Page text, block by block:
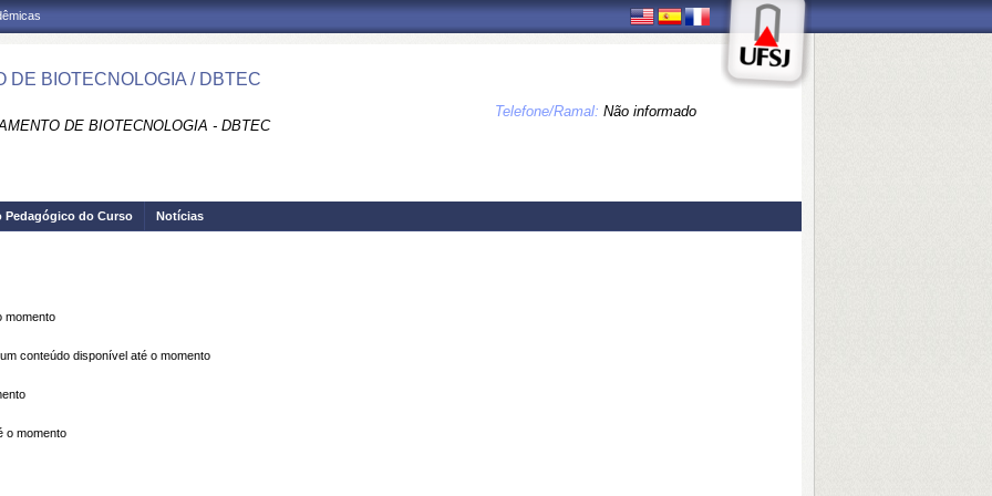
DE BIOTECNOLOGIA / DBTEC
DE BIOTECNOLOGIA - DBTEC
Telefone/Ramal: Não informado
Pedagógico do Curso Notícias
momento
conteúdo disponível até o momento
o momento